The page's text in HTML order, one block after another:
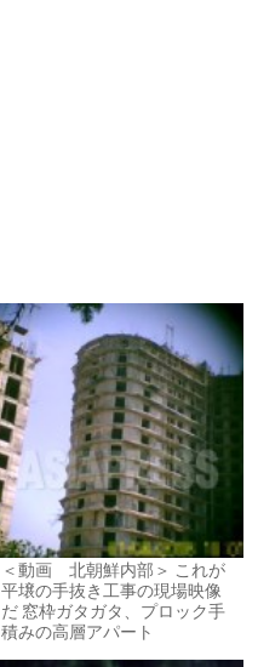
＜動画 北朝鮮内部＞ これが
平壌の手抜き工事の現場映像
だ 窓枠ガタガタ、プロック手
積みの高層アパート